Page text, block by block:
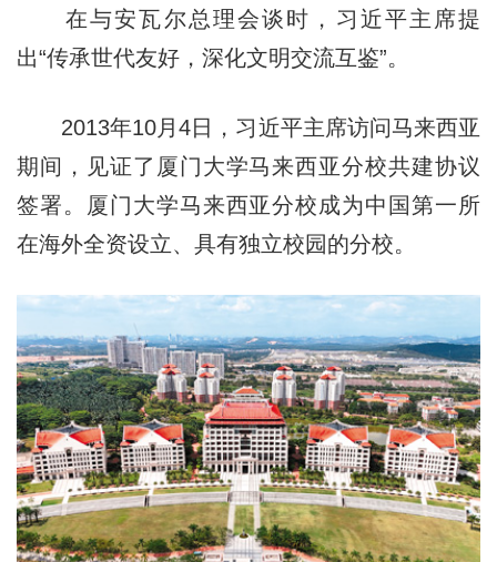
在与安瓦尔总理会谈时，习近平主席提
出“传承世代友好，深化文明交流互鉴”。
2013年10月4日，习近平主席访问马来西亚
期间，见证了厦门大学马来西亚分校共建协议
签署。厦门大学马来西亚分校成为中国第一所
在海外全资设立、具有独立校园的分校。